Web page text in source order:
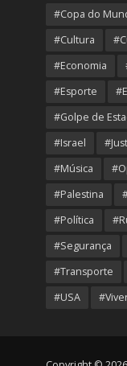
#Copa do
#Cultura
#Economia
#Esporte
#Golpe de
#Israel
#Música
#Palestina
#Política
#Segurança
#Transporte
#USA